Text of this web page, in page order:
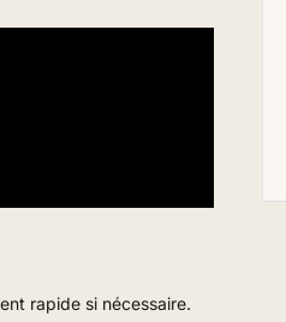
rapide si nécessaire.